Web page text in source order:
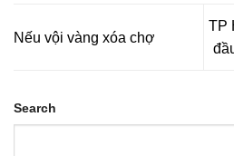
Nếu vội vàng xóa chợ
TP
Search